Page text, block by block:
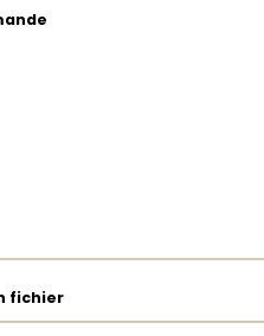
fichier